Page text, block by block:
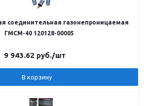
соединительная газонепроницаемая
ГМСМ-40 120128-00005
9 943.62 руб./шт
В корзину